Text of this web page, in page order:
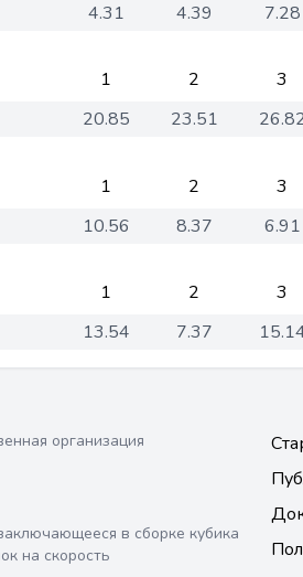
4.31 4.39 7.28
1 2 3
20.85 23.51
1 2 3
10.56 8.37 6.91
1 2 3
13.54 7.37
организация
в сборке кубика
на скорость